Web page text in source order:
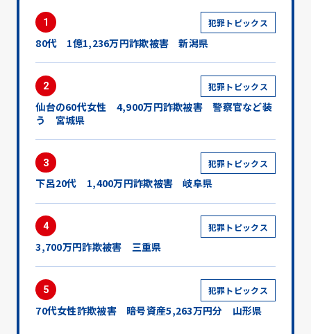
1 犯罪トピックス
80代 1億1,236万円詐欺被害 新潟県
2 犯罪トピックス
仙台の60代女性 4,900万円詐欺被害 警察官など装
う 宮城県
3 犯罪トピックス
下呂20代 1,400万円詐欺被害 岐阜県
4 犯罪トピックス
3,700万円詐欺被害 三重県
5 犯罪トピックス
70代女性詐欺被害 暗号資産5,263万円分 山形県